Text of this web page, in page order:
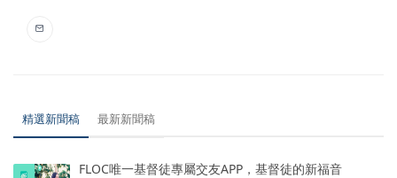
精選新聞稿 最新新聞稿
FLOC唯一基督徒專屬交友APP，基督徒的新福音